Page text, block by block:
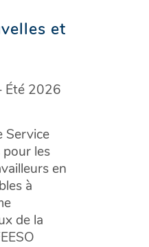
et
Été 2026
Service
pour les
en
à
de la